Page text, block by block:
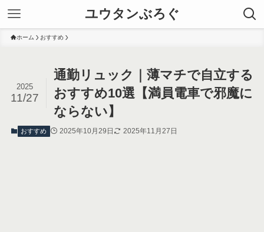
ユウタンぶろぐ
ホーム おすすめ
通勤リュック｜薄マチで自立する
おすすめ10選【満員電車で邪魔に
ならない】
2025
11/27
おすすめ 2025年10月29日 2025年11月27日